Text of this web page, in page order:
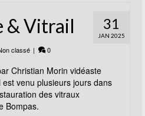
31
JAN 2025
& Vitrail
classé | 0
Christian Morin vidéaste
venu plusieurs jours dans
des vitraux
Bompas.